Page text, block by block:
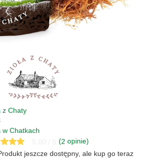
z Chaty
w Chatkach
(2 opinie)
jeszcze dostępny, ale kup go teraz